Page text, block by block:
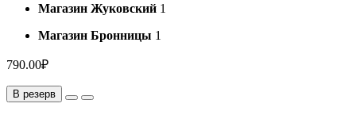
Магазин Жуковский 1
Магазин Бронницы 1
790.00₽
В резерв